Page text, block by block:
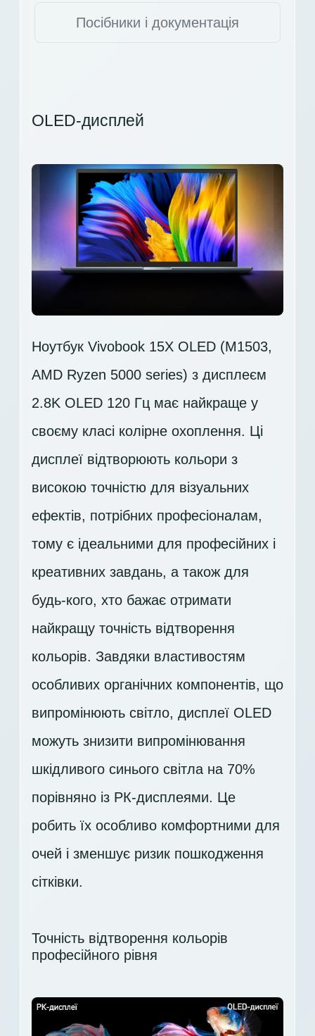
Посібники і документація
OLED-дисплей
Ноутбук Vivobook 15X OLED (M1503,
AMD Ryzen 5000 series) з дисплеєм
2.8K OLED 120 Гц має найкраще у
своєму класі колірне охоплення. Ці
дисплеї відтворюють кольори з
високою точністю для візуальних
ефектів, потрібних професіоналам,
тому є ідеальними для професійних і
креативних завдань, а також для
будь-кого, хто бажає отримати
найкращу точність відтворення
кольорів. Завдяки властивостям
особливих органічних компонентів, що
випромінюють світло, дисплеї OLED
можуть знизити випромінювання
шкідливого синього світла на 70%
порівняно із РК-дисплеями. Це
робить їх особливо комфортними для
очей і зменшує ризик пошкодження
сітківки.
Точність відтворення кольорів
професійного рівня